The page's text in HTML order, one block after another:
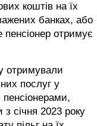
коштів на їх
банках, або
пенсіонер отримує
отримували
послуг у
пенсіонерами,
січня 2023 року